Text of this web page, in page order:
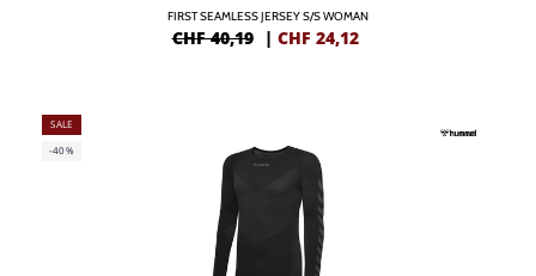
FIRST SEAMLESS JERSEY S/S WOMAN
CHF 40,19 | CHF 24,12
SALE
-40%